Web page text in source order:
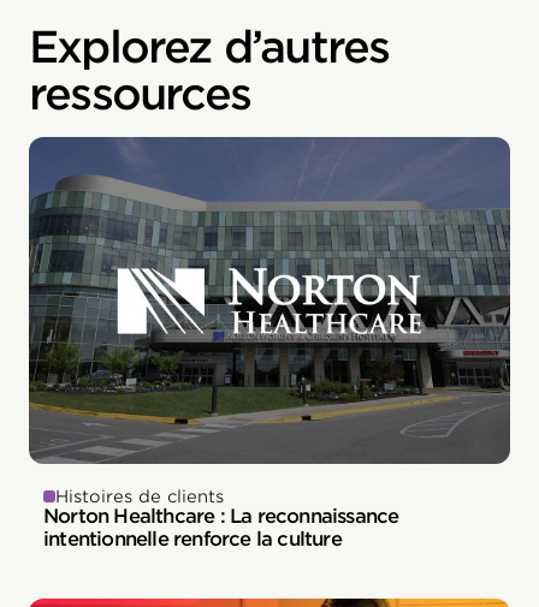
Explorez d’autres
ressources
Histoires de clients
Norton Healthcare : La reconnaissance
intentionnelle renforce la culture